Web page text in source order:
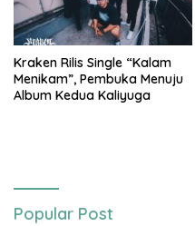
Kraken Rilis Single “Kalam
Menikam”, Pembuka Menuju
Album Kedua Kaliyuga
Popular Post